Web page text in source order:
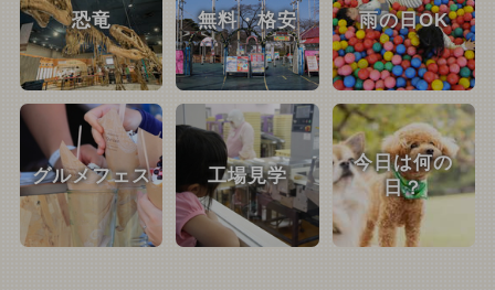
恐竜 無料・格安 雨の日OK
グルメフェス 工場見学
今日は何の
日？